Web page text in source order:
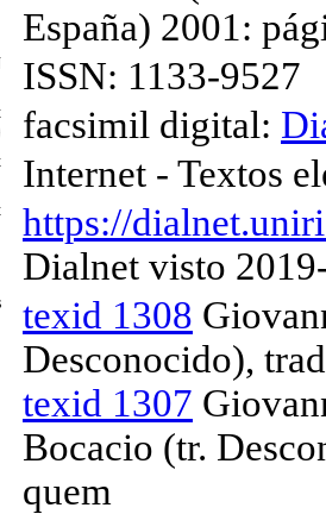
España) 2001:
ISSN: 1133-9527
facsimil digital:
Internet - Textos
https://
Dialnet visto
texid 1308
Desconocido),
texid 1307
Bocacio (tr.
quem